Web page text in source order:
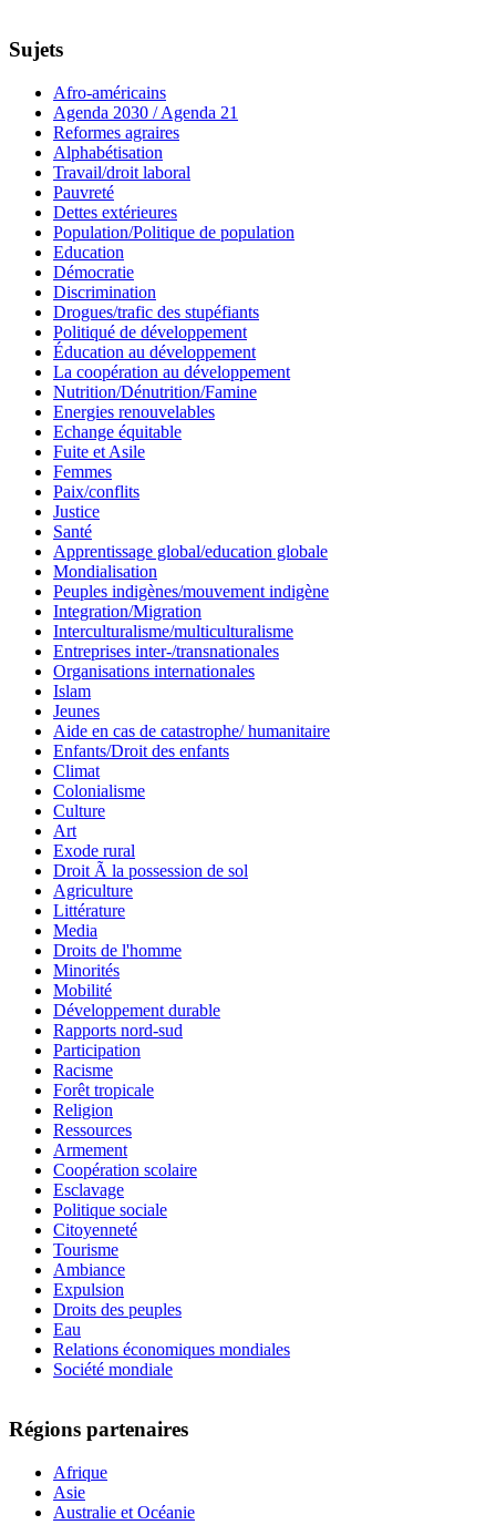
Sujets
Afro-américains
Agenda 2030 / Agenda 21
Reformes agraires
Alphabétisation
Travail/droit laboral
Pauvreté
Dettes extérieures
Population/Politique de population
Education
Démocratie
Discrimination
Drogues/trafic des stupéfiants
Politiqué de développement
Éducation au développement
La coopération au développement
Nutrition/Dénutrition/Famine
Energies renouvelables
Echange équitable
Fuite et Asile
Femmes
Paix/conflits
Justice
Santé
Apprentissage global/education globale
Mondialisation
Peuples indigènes/mouvement indigène
Integration/Migration
Interculturalisme/multiculturalisme
Entreprises inter-/transnationales
Organisations internationales
Islam
Jeunes
Aide en cas de catastrophe/ humanitaire
Enfants/Droit des enfants
Climat
Colonialisme
Culture
Art
Exode rural
Droit Ã la possession de sol
Agriculture
Littérature
Media
Droits de l'homme
Minorités
Mobilité
Développement durable
Rapports nord-sud
Participation
Racisme
Forêt tropicale
Religion
Ressources
Armement
Coopération scolaire
Esclavage
Politique sociale
Citoyenneté
Tourisme
Ambiance
Expulsion
Droits des peuples
Eau
Relations économiques mondiales
Société mondiale
Régions partenaires
Afrique
Asie
Australie et Océanie